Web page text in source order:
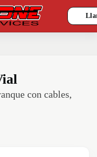
con cables,